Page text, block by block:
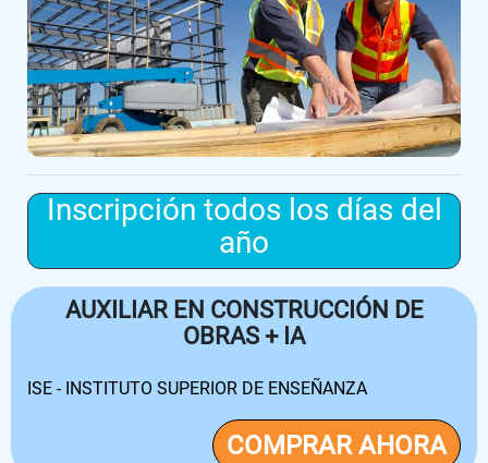
Inscripción todos los días del
año
AUXILIAR EN CONSTRUCCIÓN DE
OBRAS + IA
ISE - INSTITUTO SUPERIOR DE ENSEÑANZA
COMPRAR AHORA